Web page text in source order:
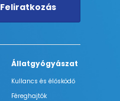
Feliratkozás
Állatgyógyászat
Kullancs és élősködő
Féreghajtók